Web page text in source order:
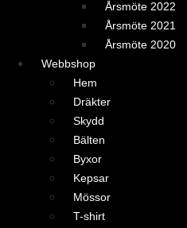
Årsmöte 2022
Årsmöte 2021
Årsmöte 2020
Webbshop
Hem
Dräkter
Skydd
Bälten
Byxor
Kepsar
Mössor
T-shirt